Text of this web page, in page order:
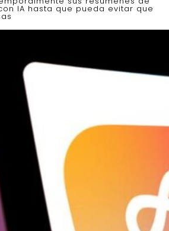
IA hasta que pueda evitar que